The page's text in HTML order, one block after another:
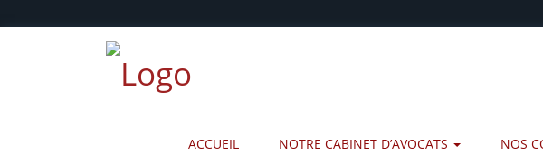
ACCUEIL NOTRE CABINET D’AVOCATS NOS